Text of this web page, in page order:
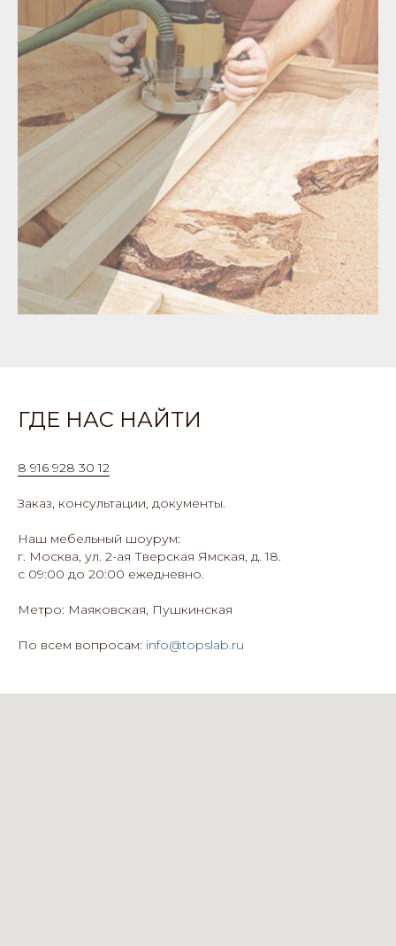
ГДЕ НАС НАЙТИ
8 916 928 30 12
Заказ, консультации, документы.
Наш мебельный шоурум:
г. Москва, ул. 2-ая Тверская Ямская, д. 18.
с 09:00 до 20:00 ежедневно.
Метро: Маяковская, Пушкинская
По всем вопросам: info@topslab.ru